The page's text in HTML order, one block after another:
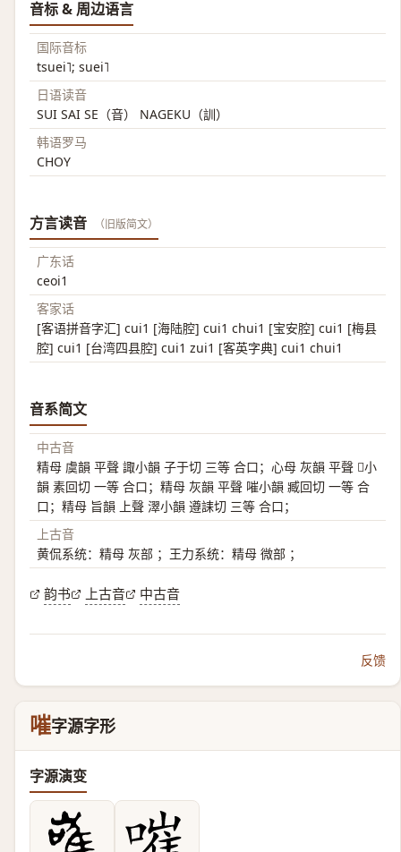
音标 & 周边语言
国际音标
tsuei˥; suei˥
日语读音
SUI SAI SE（音） NAGEKU（訓）
韩语罗马
CHOY
方言读音 （旧版简文）
广东话
ceoi1
客家话
[客语拼音字汇] cui1 [海陆腔] cui1 chui1 [宝安腔] cui1 [梅县
腔] cui1 [台湾四县腔] cui1 zui1 [客英字典] cui1 chui1
音系简文
中古音
精母 虞韻 平聲 諏小韻 子于切 三等 合口；心母 灰韻 平聲 𤗯小
韻 素回切 一等 合口；精母 灰韻 平聲 嗺小韻 臧回切 一等 合
口；精母 旨韻 上聲 濢小韻 遵誄切 三等 合口；
上古音
黄侃系统：精母 灰部 ；王力系统：精母 微部 ；
韵书 上古音 中古音
反馈
嗺字源字形
字源演变